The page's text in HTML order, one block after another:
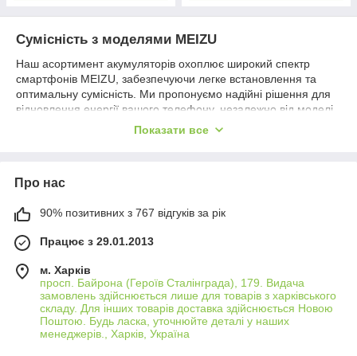
Сумісність з моделями MEIZU
Наш асортимент акумуляторів охоплює широкий спектр
смартфонів MEIZU, забезпечуючи легке встановлення та
оптимальну сумісність. Ми пропонуємо надійні рішення для
відновлення енергії вашого телефону, незалежно від моделі.
Висока якість та продуктивність
тривалу роботу та стабільну продуктивність. Ви отримуєте
працювати на повну потужність.
Гарантія безпеки
забезпечують захист вашого телефону від перезарядження,
перегріву та короткого замикання. Ви можете бути впевнені у
безпеці та надійності роботи вашого MEIZU з нашим
акумулятором.
Експертна підтримка
Показати все
Про нас
90% позитивних з 767 відгуків за рік
Працює з 29.01.2013
м. Харків
просп. Байрона (Героїв Сталінграда), 179. Видача
замовлень здійснюється лише для товарів з харківського
складу. Для інших товарів доставка здійснюється Новою
Поштою. Будь ласка, уточнюйте деталі у наших
менеджерів., Харків, Україна